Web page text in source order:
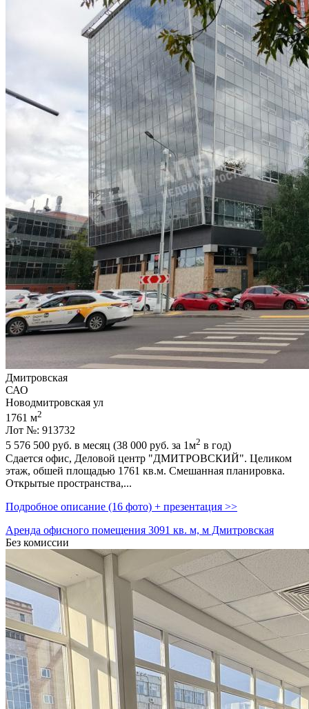
Дмитровская
САО
Новодмитровская ул
1761 м2
Лот №: 913732
5 576 500 руб. в месяц (38 000 руб. за 1м2 в год)
Сдается офис,­ Деловой центр "ДМИТРОВСКИЙ". Целиком
этаж,­ обшей площадью 1761 кв.м. Смешанная планировка.
Открытые пространства,­...
Подробное описание (16 фото) + презентация >>
Аренда офисного помещения 3091 кв. м, м Дмитровская
Без комиссии